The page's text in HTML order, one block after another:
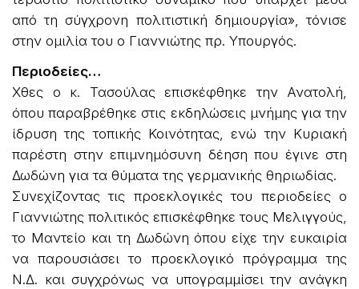
από τη σύγχρονη πολιτιστική δημιουργία», τόνισε
στην ομιλία του ο Γιαννιώτης πρ. Υπουργός.
Περιοδείες…
Χθες ο κ. Τασούλας επισκέφθηκε την Ανατολή,
όπου παραβρέθηκε στις εκδηλώσεις μνήμης για την
ίδρυση της τοπικής Κοινότητας, ενώ την Κυριακή
παρέστη στην επιμνημόσυνη δέηση που έγινε στη
Δωδώνη για τα θύματα της γερμανικής θηριωδίας.
Συνεχίζοντας τις προεκλογικές του περιοδείες ο
Γιαννιώτης πολιτικός επισκέφθηκε τους Μελιγγούς,
το Μαντείο και τη Δωδώνη όπου είχε την ευκαιρία
να παρουσιάσει το προεκλογικό πρόγραμμα της
Ν.Δ. και συγχρόνως να υπογραμμίσει την ανάγκη